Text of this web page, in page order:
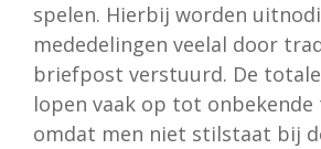
spelen. Hierbij worden
mededelingen veelal door
briefpost verstuurd. De
lopen vaak op tot
omdat men niet stilstaat bij